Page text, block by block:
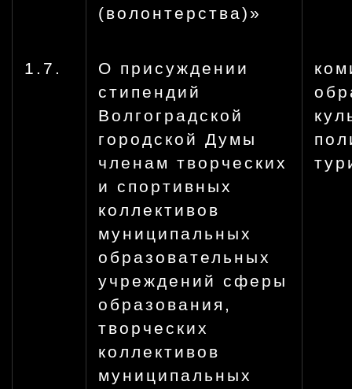
(волонтерства)»
1.7.
О присуждении
стипендий
Волгоградской
городской Думы
членам творческих
и спортивных
коллективов
муниципальных
образовательных
учреждений сферы
образования,
творческих
коллективов
муниципальных